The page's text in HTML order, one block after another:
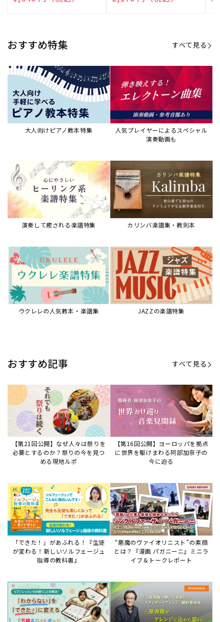
おすすめ特集 すべて見る
大人向けピアノ教本特集
人気プレイヤーによるスペシャル
演奏動画も
演奏して癒される楽譜特集 カリンバ楽譜集・教則本
ウクレレの人気教本・楽譜集 JAZZの楽譜特集
おすすめ記事 すべて見る
【第21回公開】なぜ人々は祭りを
必要とするのか？祭りの今を見つ
める現地ルポ
【第16回公開】ヨーロッパを拠点
に世界を駆けまわる阿部加奈子の
今に迫る
「できた！」があふれる！『生徒
が変わる！新しいソルフェージュ
指導の教科書』
“悪魔のヴァイオリニスト”の素顔
とは？『漫画 パガニーニ』ミニラ
イブ＆トークレポート